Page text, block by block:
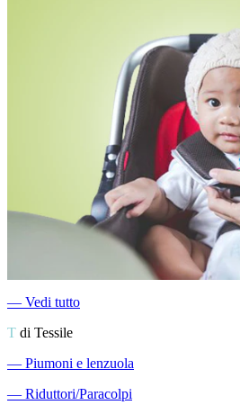
― Vedi tutto
T di Tessile
― Piumoni e lenzuola
― Riduttori/Paracolpi